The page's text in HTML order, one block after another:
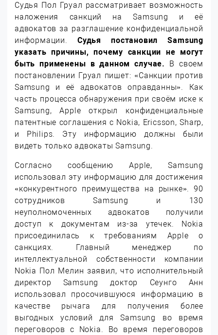
Судья Пол Груал рассматривает возможность
наложения санкций на Samsung и её
адвокатов за разглашение конфиденциальной
информации. Судья постановил Samsung
указать причины, почему санкции не могут
быть применены в данном случае.
В своем
постановлении Груал пишет: «Санкции против
Samsung и её адвокатов оправданны». Как
часть процесса обнаружения при своём иске к
Samsung, Apple открыл конфиденциальные
патентные соглашения с Nokia, Ericsson, Sharp,
и Philips. Эту информацию должны были
видеть только адвокаты Samsung.
Согласно сообщению Apple, Samsung
использовал эту информацию для достижения
«конкурентного преимущества на рынке». 90
сотрудников Samsung и 130
неуполномоченных адвокатов получили
доступ к документам из-за утечек. Nokia
присоединилась к требованиям Apple о
санкциях. Главный менеджер по
интеллектуальной собственности компании
Nokia Пол Мелин заявил, что исполнительный
директор Samsung доктор Сеунго Анн
использовал просочившуюся информацию в
качестве рычага для получения более
выгодных условий для Samsung во время
переговоров с Nokia. Во время переговоров